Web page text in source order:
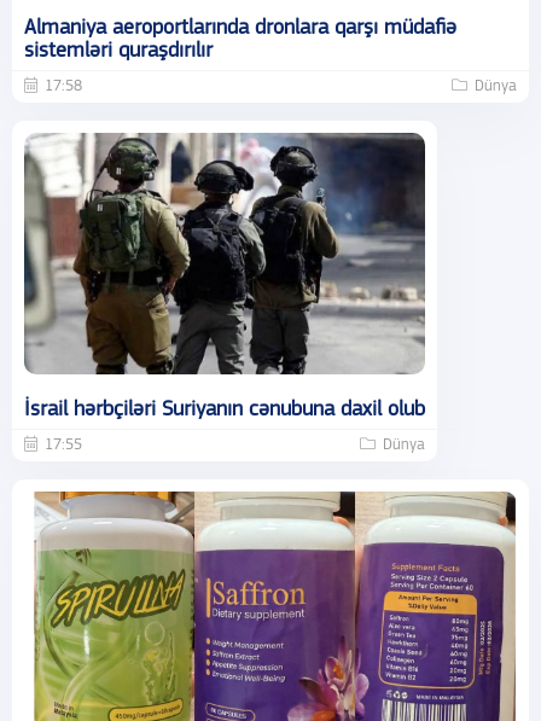
Almaniya aeroportlarında dronlara qarşı müdafiə
sistemləri quraşdırılır
17:58 Dünya
İsrail hərbçiləri Suriyanın cənubuna daxil olub
17:55 Dünya